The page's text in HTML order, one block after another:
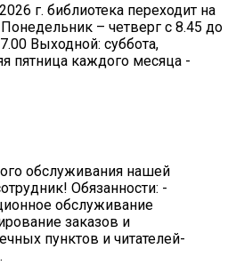
г. библиотека переходит на
– четверг с 8.45 до
Выходной: суббота,
пятница каждого месяца -
обслуживания нашей
Обязанности: -
обслуживание
заказов и
пунктов и читателей-